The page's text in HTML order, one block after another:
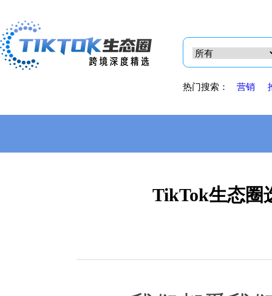
热门搜索： 营销
TikTok生态圈